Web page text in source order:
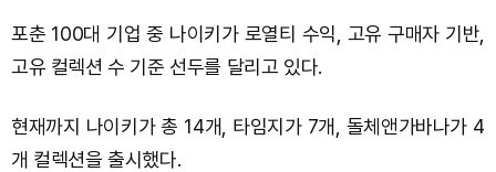
포춘 100대 기업 중 나이키가 로열티 수익, 고유 구매자 기반,
고유 컬렉션 수 기준 선두를 달리고 있다.
현재까지 나이키가 총 14개, 타임지가 7개, 돌체앤가바나가 4
개 컬렉션을 출시했다.